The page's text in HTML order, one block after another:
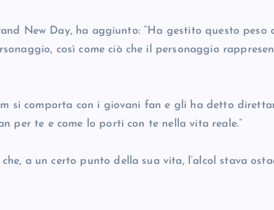
New Day, ha aggiunto: “Ha gestito questo peso
così come ciò che il personaggio
si comporta con i giovani fan e gli ha detto
per te e come lo porti con te nella vita reale.”
a un certo punto della sua vita, l’alcol stava